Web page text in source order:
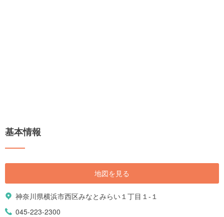
基本情報
地図を見る
神奈川県横浜市西区みなとみらい１丁目１-１
045-223-2300